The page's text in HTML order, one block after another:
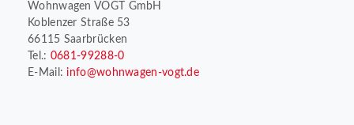
Wohnwagen VOGT GmbH
Koblenzer Straße 53
66115 Saarbrücken
Tel.: 0681-99288-0
E-Mail: info@wohnwagen-vogt.de